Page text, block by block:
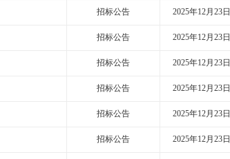
招标公告 2025年12月23日
招标公告 2025年12月23日
招标公告 2025年12月23日
招标公告 2025年12月23日
招标公告 2025年12月23日
招标公告 2025年12月23日